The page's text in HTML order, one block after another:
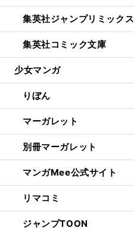
集英社ジャンプリミックス
集英社コミック文庫
少女マンガ
りぼん
マーガレット
別冊マーガレット
マンガMee公式サイト
リマコミ
ジャンプTOON